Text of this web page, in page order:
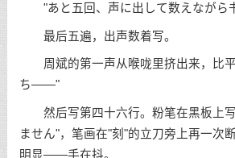
"あと五回、声に出して数えながら
最后五遍，出声数着写。
周斌的第一声从喉咙里挤出来，比平
ち——"
然后写第四十六行。粉笔在黑板上写
ません"，笔画在"刻"的立刀旁上再一次
明显——手在抖。